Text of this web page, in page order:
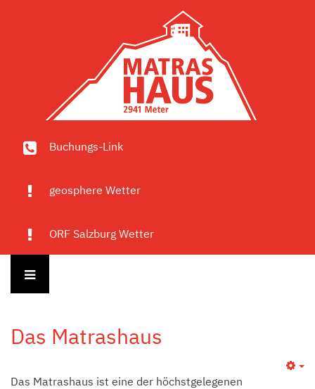
Buchungs-Link
geosphere Wetter
ORF Salzburg Wetter
Das Matrashaus
Das Matrashaus ist eine der höchstgelegenen